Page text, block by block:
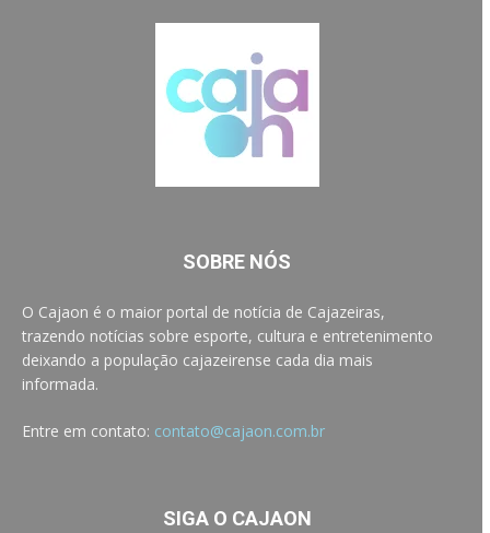
SOBRE NÓS
O Cajaon é o maior portal de notícia de Cajazeiras,
trazendo notícias sobre esporte, cultura e entretenimento
deixando a população cajazeirense cada dia mais
informada.
Entre em contato: contato@cajaon.com.br
SIGA O CAJAON